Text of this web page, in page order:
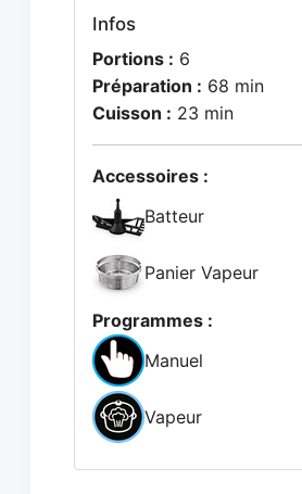
Infos
Portions : 6
Préparation : 68 min
Cuisson : 23 min
Accessoires :
Batteur
Panier Vapeur
Programmes :
Manuel
Vapeur